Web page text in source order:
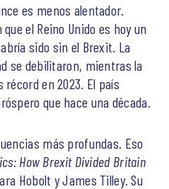
es menos alentador.
el Reino Unido es hoy un
sido sin el Brexit. La
se debilitaron, mientras la
en 2023. El país
que hace una década.
más profundas. Eso
How Brexit Divided Britain
Hobolt y James Tilley. Su